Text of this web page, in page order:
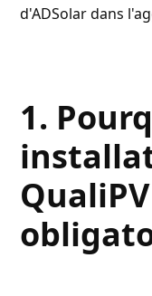
d'ADSolar dans
1.